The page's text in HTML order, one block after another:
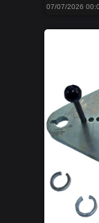
07/07/2026